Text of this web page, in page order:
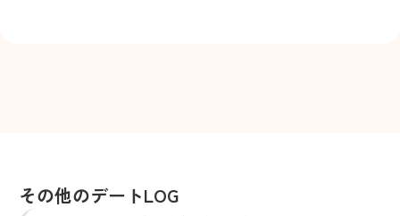
その他のデートLOG